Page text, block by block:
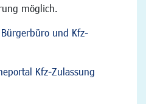
möglich.
und Kfz-
Kfz-Zulassung